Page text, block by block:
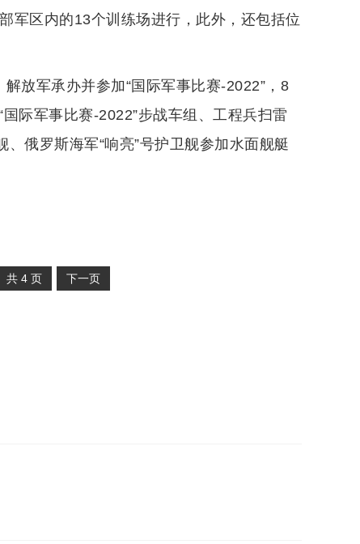
军区内的13个训练场进行，此外，还包括位
放军承办并参加“国际军事比赛-2022”，8
际军事比赛-2022”步战车组、工程兵扫雷
俄罗斯海军“响亮”号护卫舰参加水面舰艇
共 4 页 下一页